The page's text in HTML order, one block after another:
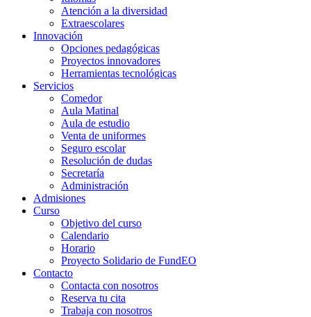
Atención a la diversidad
Extraescolares
Innovación
Opciones pedagógicas
Proyectos innovadores
Herramientas tecnológicas
Servicios
Comedor
Aula Matinal
Aula de estudio
Venta de uniformes
Seguro escolar
Resolución de dudas
Secretaría
Administración
Admisiones
Curso
Objetivo del curso
Calendario
Horario
Proyecto Solidario de FundEO
Contacto
Contacta con nosotros
Reserva tu cita
Trabaja con nosotros